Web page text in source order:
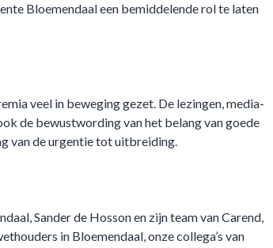
Bloemendaal een bemiddelende rol te laten
veel in beweging gezet. De lezingen, media-
de bewustwording van het belang van goede
van de urgentie tot uitbreiding.
Sander de Hosson en zijn team van Carend,
in Bloemendaal, onze collega’s van